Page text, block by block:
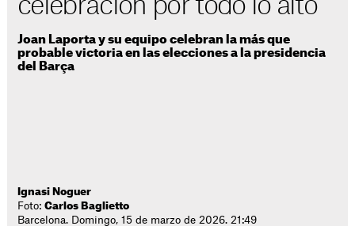
celebración por todo lo alto
Joan Laporta y su equipo celebran la más que
probable victoria en las elecciones a la presidencia
del Barça
Ignasi Noguer
Foto:Carlos Baglietto
Barcelona. Domingo, 15 de marzo de 2026. 21:49